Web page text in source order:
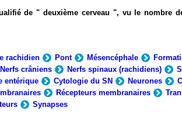
de " deuxième cerveau ", vu le nombre
rachidien Pont Mésencéphale
Nerfs crâniens Nerfs spinaux (rachidiens)
entérique Cytologie du SN Neurones
Récepteurs membranaires
Synapses